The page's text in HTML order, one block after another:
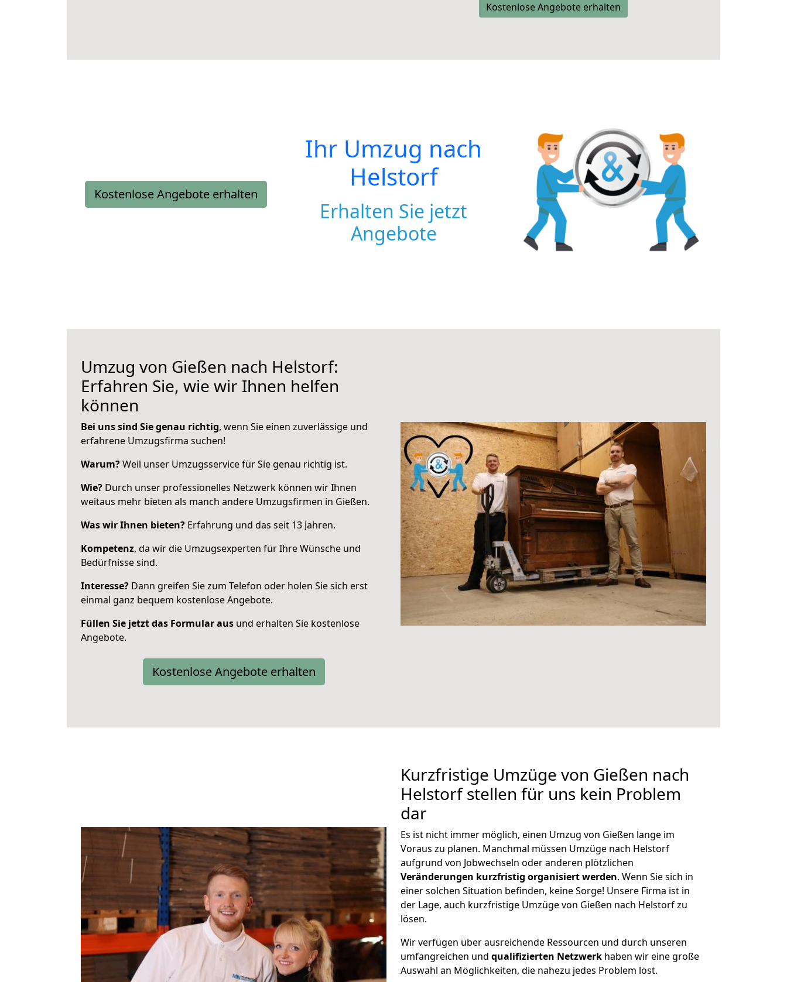
Kostenlose Angebote erhalten
Kostenlose Angebote erhalten
Ihr Umzug nach
Helstorf
Erhalten Sie jetzt
Angebote
Umzug von Gießen nach Helstorf:
Erfahren Sie, wie wir Ihnen helfen
können
Bei uns sind Sie genau richtig, wenn Sie einen zuverlässige und
erfahrene Umzugsfirma suchen!
Warum?Weil unser Umzugsservice für Sie genau richtig ist.
Wie? Durch unser professionelles Netzwerk können wir Ihnen
weitaus mehr bieten als manch andere Umzugsfirmen in Gießen.
Was wir Ihnen bieten? Erfahrung und das seit 13 Jahren.
Kompetenz, da wir die Umzugsexperten für Ihre Wünsche und
Bedürfnisse sind.
Interesse? Dann greifen Sie zum Telefon oder holen Sie sich erst
einmal ganz bequem kostenlose Angebote.
Füllen Sie jetzt das Formular aus und erhalten Sie kostenlose
Angebote.
Kostenlose Angebote erhalten
Kurzfristige Umzüge von Gießen nach
Helstorf stellen für uns kein Problem
dar
Es ist nicht immer möglich, einen Umzug von Gießen lange im
Voraus zu planen. Manchmal müssen Umzüge nach Helstorf
aufgrund von Jobwechseln oder anderen plötzlichen
Veränderungen kurzfristig organisiert werden. Wenn Sie sich in
einer solchen Situation befinden, keine Sorge! Unsere Firma ist in
der Lage, auch kurzfristige Umzüge von Gießen nach Helstorf zu
lösen.
Wir verfügen über ausreichende Ressourcen und durch unseren
umfangreichen und qualifizierten Netzwerk haben wir eine große
Auswahl an Möglichkeiten, die nahezu jedes Problem löst.